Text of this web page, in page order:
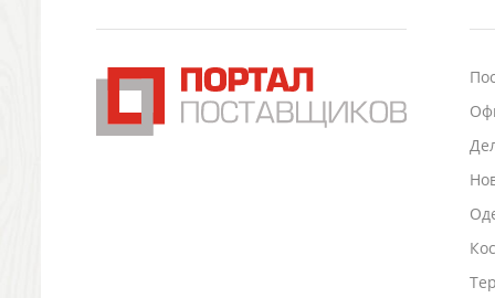
Подставки для визиток записок телефонов
Промо
Антистрессы